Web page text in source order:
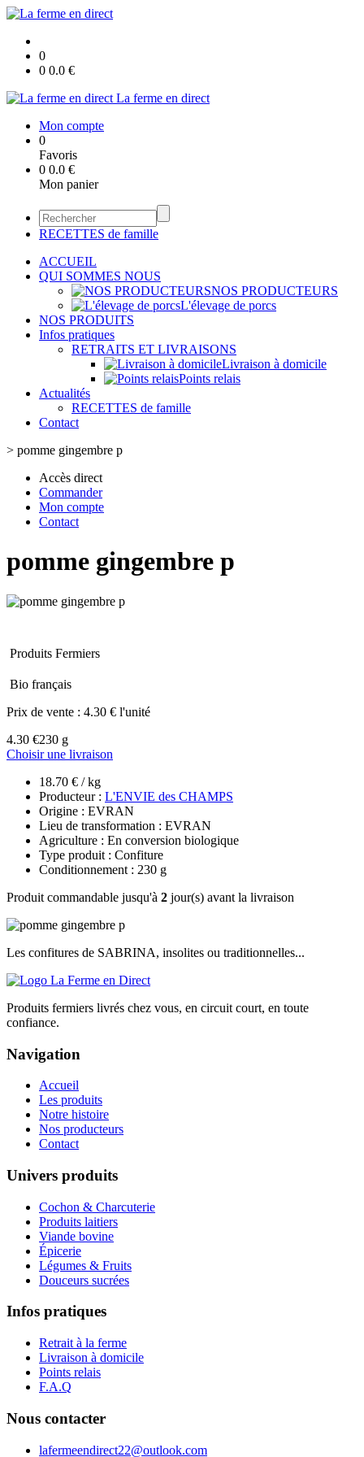
0
0 0.0 €
La ferme en direct
Mon compte
0
Favoris
0 0.0 €
Mon panier
RECETTES de famille
ACCUEIL
QUI SOMMES NOUS
NOS PRODUCTEURS
L'élevage de porcs
NOS PRODUITS
Infos pratiques
RETRAITS ET LIVRAISONS
Livraison à domicile
Points relais
Actualités
RECETTES de famille
Contact
> pomme gingembre p
Accès direct
Commander
Mon compte
Contact
pomme gingembre p
Produits Fermiers
Bio français
Prix de vente : 4.30 € l'unité
4.30 €230 g
Choisir une livraison
18.70 € / kg
Producteur : L'ENVIE des CHAMPS
Origine : EVRAN
Lieu de transformation : EVRAN
Agriculture : En conversion biologique
Type produit : Confiture
Conditionnement : 230 g
Produit commandable jusqu'à 2 jour(s) avant la livraison
Les confitures de SABRINA, insolites ou traditionnelles...
Produits fermiers livrés chez vous, en circuit court, en toute
confiance.
Navigation
Accueil
Les produits
Notre histoire
Nos producteurs
Contact
Univers produits
Cochon & Charcuterie
Produits laitiers
Viande bovine
Épicerie
Légumes & Fruits
Douceurs sucrées
Infos pratiques
Retrait à la ferme
Livraison à domicile
Points relais
F.A.Q
Nous contacter
lafermeendirect22@outlook.com